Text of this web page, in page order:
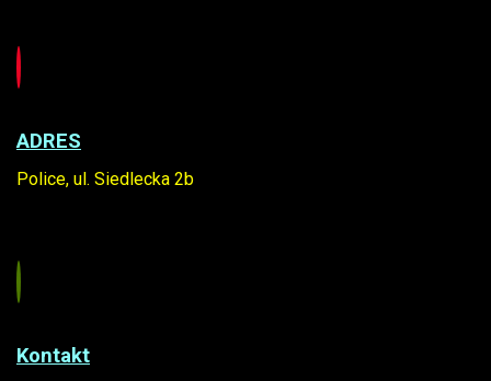
ADRES
Police, ul. Siedlecka 2b
Kontakt